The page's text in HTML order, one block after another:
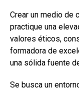
Crear un medio de
practique una
valores éticos,
formadora de
una sólida fuente
Se busca un